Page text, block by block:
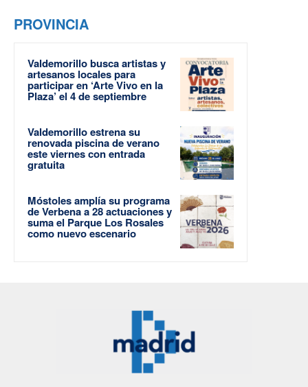
PROVINCIA
Valdemorillo busca artistas y
artesanos locales para
participar en ‘Arte Vivo en la
Plaza’ el 4 de septiembre
Valdemorillo estrena su
renovada piscina de verano
este viernes con entrada
gratuita
Móstoles amplía su programa
de Verbena a 28 actuaciones y
suma el Parque Los Rosales
como nuevo escenario